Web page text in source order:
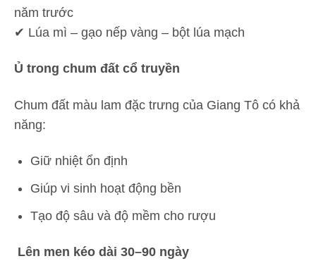
năm trước
✔ Lúa mì – gạo nếp vàng – bột lúa mạch
Ủ trong chum đất cổ truyền
Chum đất màu lam đặc trưng của Giang Tô có khả
năng:
Giữ nhiệt ổn định
Giúp vi sinh hoạt động bền
Tạo độ sâu và độ mềm cho rượu
Lên men kéo dài 30–90 ngày